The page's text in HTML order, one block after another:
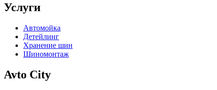
Услуги
Автомойка
Детейлинг
Хранение шин
Шиномонтаж
Avto City